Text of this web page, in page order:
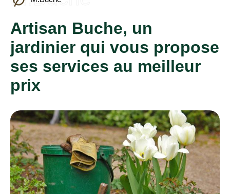
Artisan Buche, un
jardinier qui vous propose
ses services au meilleur
prix